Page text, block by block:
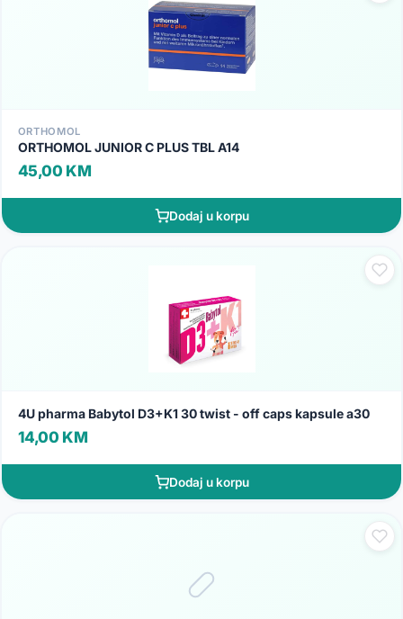
ORTHOMOL
ORTHOMOL JUNIOR C PLUS TBL A14
45,00 KM
Dodaj u korpu
4U pharma Babytol D3+K1 30 twist - off caps kapsule a30
14,00 KM
Dodaj u korpu